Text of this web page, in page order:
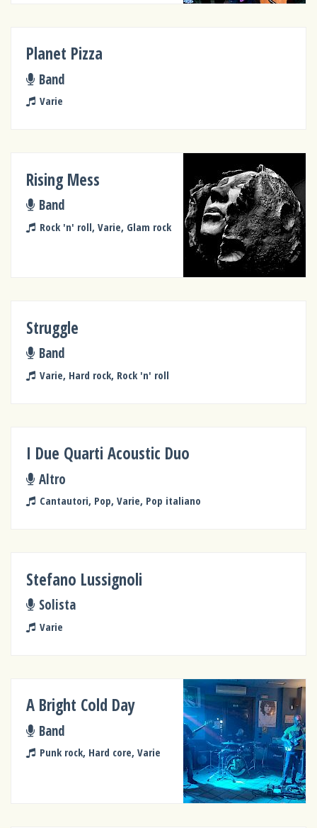
Planet Pizza
Band
Varie
Rising Mess
Band
Rock 'n' roll, Varie, Glam rock
Struggle
Band
Varie, Hard rock, Rock 'n' roll
I Due Quarti Acoustic Duo
Altro
Cantautori, Pop, Varie, Pop italiano
Stefano Lussignoli
Solista
Varie
A Bright Cold Day
Band
Punk rock, Hard core, Varie